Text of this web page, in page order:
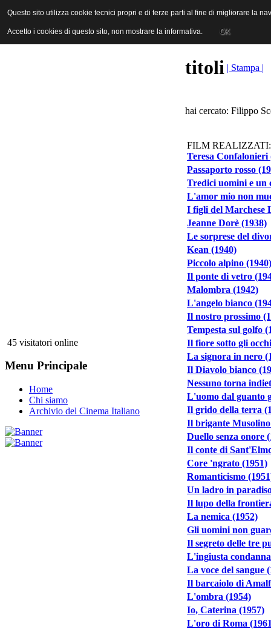
ANICA | Associazione Nazionale Industrie Cinematografiche
45 visitatori online
Menu Principale
Home
Chi siamo
Archivio del Cinema Italiano
titoli | Stampa |
hai cercato: Filippo
FILM REALIZZATI:
Teresa Confalonieri
Passaporto rosso
Tredici uomini e un
L'amor mio non
I figli del Marchese
Jeanne Dorè (1938)
Le sorprese del
Kean (1940)
Piccolo alpino (1940)
Il ponte di vetro
Malombra (1942)
L'angelo bianco
Il nostro prossimo
Tempesta sul golfo
Il fiore sotto gli
La signora in nero
Il Diavolo bianco
Nessuno torna
L'uomo dal guanto
Il grido della terra
Il brigante Musolino
Duello senza onore
Il conte di
Core 'ngrato (1951)
Romanticismo
Un ladro in
Il lupo della
La nemica (1952)
Gli uomini non
Il segreto delle tre
L'ingiusta
La voce del sangue
Il barcaiolo di
L'ombra (1954)
Io, Caterina (1957)
L'oro di Roma
Questo sito utilizza cookie tecnici propri e di terze parti al fine di migliorare la
Accetto i cookies di questo sito, non mostrare la informativa. OK
Questo sito utilizza cookie tecnici propri e di terze parti al fine di migliorare la
Accetto i cookies di questo sito, non mostrare la informativa. OK